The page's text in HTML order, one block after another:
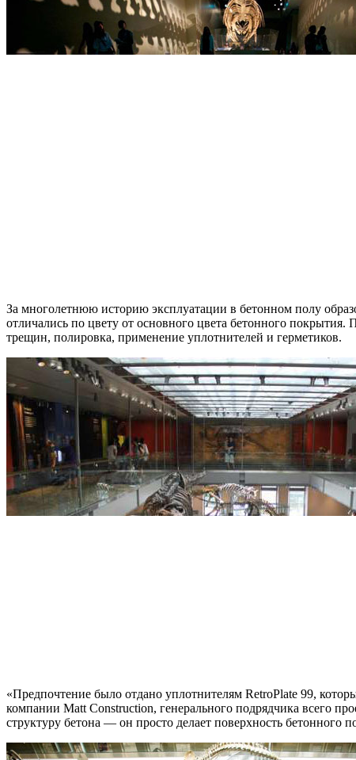
За многолетнюю историю эксплуатации в бетонном полу
отличались по цвету от основного цвета бетонного
трещин, полировка, применение уплотнителей и герметиков.
«Предпочтение было отдано уплотнителям RetroPlate 99,
компании Matt Construction, генерального подрядчика всего
структуру бетона — он просто делает поверхность бетонного